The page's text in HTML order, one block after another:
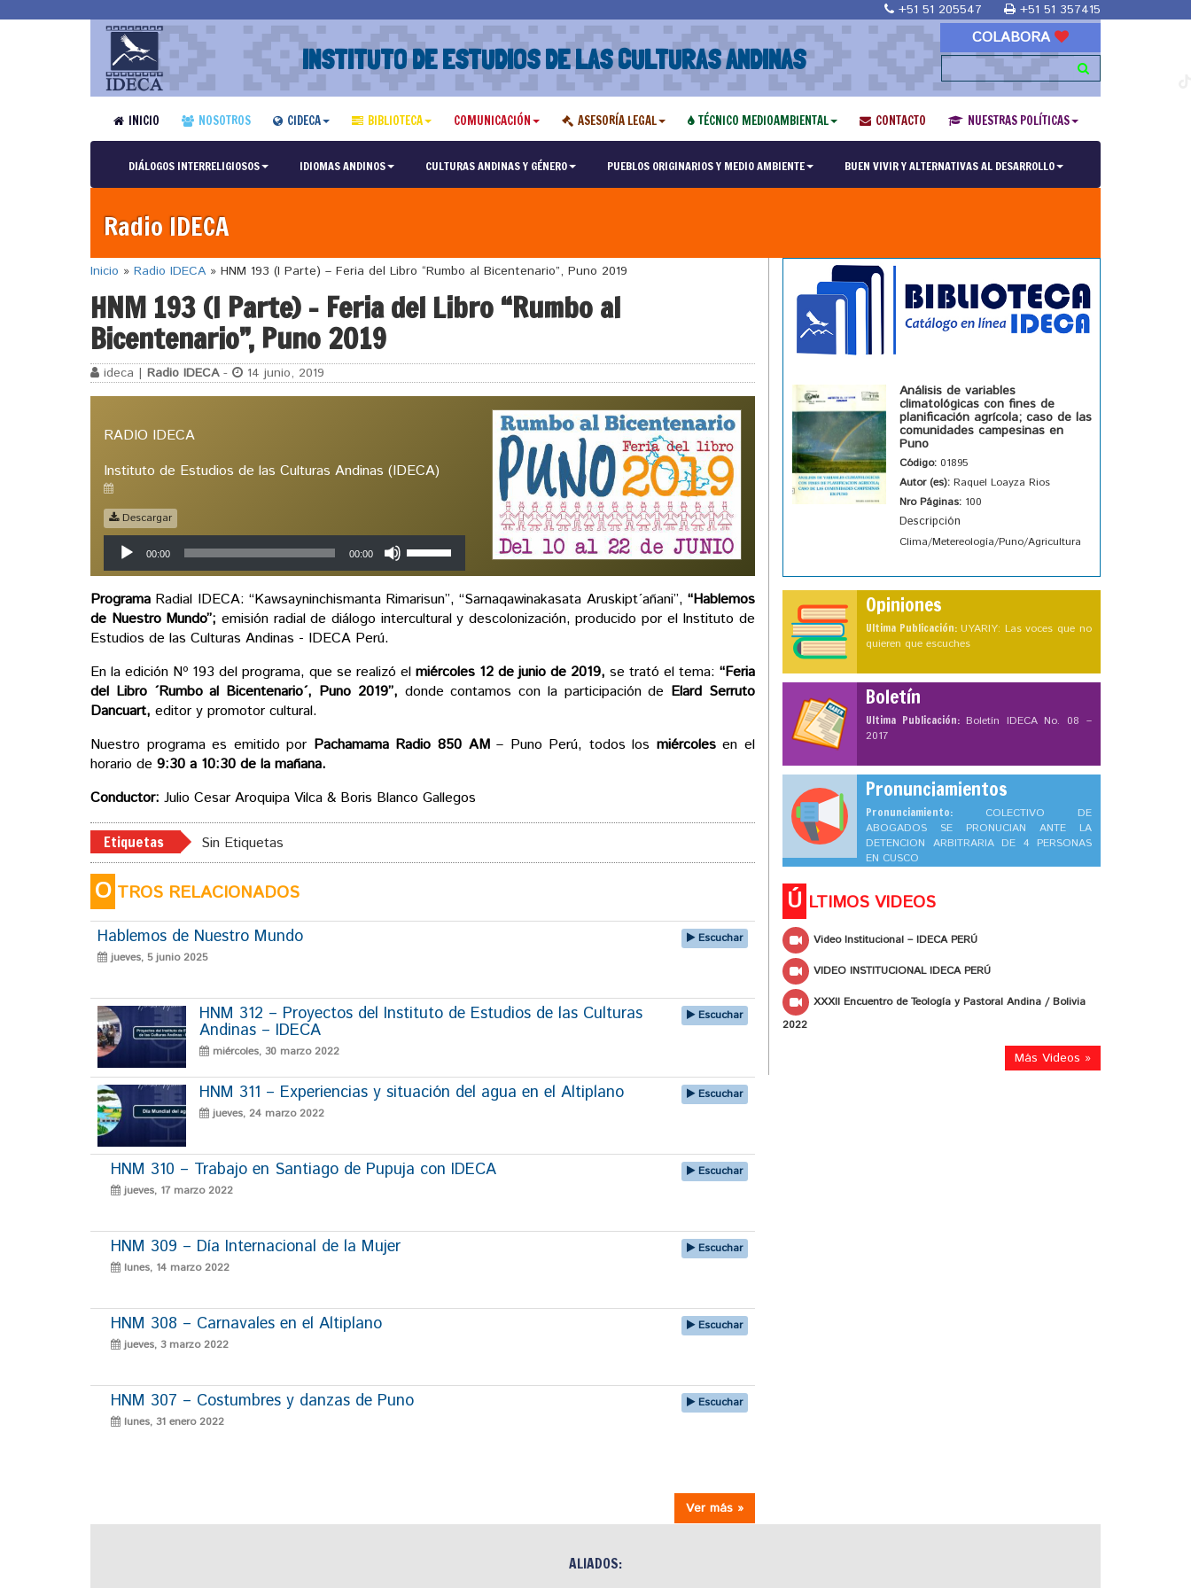
+51 51 205547 +51 51 357415
INSTITUTO DE ESTUDIOS DE LAS CULTURAS ANDINAS
COLABORA
INICIO NOSOTROS CIDECA BIBLIOTECA COMUNICACIÓN ASESORÍA LEGAL TÉCNICO MEDIOAMBIENTAL CONTACTO NUESTRAS POLÍTICAS
DIÁLOGOS INTERRELIGIOSOS IDIOMAS ANDINOS CULTURAS ANDINAS Y GÉNERO PUEBLOS ORIGINARIOS Y MEDIO AMBIENTE BUEN VIVIR Y ALTERNATIVAS AL DESARROLLO
Radio IDECA
Inicio » Radio IDECA » HNM 193 (I Parte) – Feria del Libro “Rumbo al Bicentenario”, Puno 2019
HNM 193 (I Parte) – Feria del Libro “Rumbo al
Bicentenario”, Puno 2019
ideca | Radio IDECA- 14 junio, 2019
RADIO IDECA
Instituto de Estudios de las Culturas Andinas (IDECA)
Descargar
Reproductor
de
audio
00:00 00:00
de
flecha
aumentar
o
el
Programa Radial IDECA: “Kawsayninchismanta Rimarisun”, “Sarnaqawinakasata Aruskipt´añani”, “Hablemos
de Nuestro Mundo”; emisión radial de diálogo intercultural y descolonización, producido por el Instituto de
Estudios de las Culturas Andinas - IDECA Perú.
En la edición Nº 193 del programa, que se realizó el miércoles 12 de junio de 2019, se trató el tema: “Feria
del Libro ´Rumbo al Bicentenario´, Puno 2019”, donde contamos con la participación de Elard Serruto
Dancuart, editor y promotor cultural.
Nuestro programa es emitido por Pachamama Radio 850 AM– Puno Perú, todos los miércolesen el
horario de 9:30 a 10:30 de la mañana.
Conductor: Julio Cesar Aroquipa Vilca & Boris Blanco Gallegos
Etiquetas Sin Etiquetas
O TROS RELACIONADOS
Hablemos de Nuestro Mundo
jueves, 5 junio 2025
Escuchar
HNM 312 – Proyectos del Instituto de Estudios de las Culturas
Andinas – IDECA
miércoles, 30 marzo 2022
Escuchar
HNM 311 – Experiencias y situación del agua en el Altiplano
jueves, 24 marzo 2022
Escuchar
HNM 310 – Trabajo en Santiago de Pupuja con IDECA
jueves, 17 marzo 2022
Escuchar
HNM 309 – Día Internacional de la Mujer
lunes, 14 marzo 2022
Escuchar
HNM 308 – Carnavales en el Altiplano
jueves, 3 marzo 2022
Escuchar
HNM 307 – Costumbres y danzas de Puno
lunes, 31 enero 2022
Escuchar
Ver más »
Análisis de variables
climatológicas con fines de
planificación agrícola; caso de las
comunidades campesinas en
Puno
Código: 01895
Autor (es): Raquel Loayza Rios
Nro Páginas: 100
Descripción
Clima/Metereología/Puno/Agricultura
Opiniones
Ultima Publicación: UYARIY: Las voces que no
quieren que escuches
Boletín
Ultima Publicación: Boletín IDECA No. 08 –
2017
Pronunciamientos
Pronunciamiento: COLECTIVO DE
ABOGADOS SE PRONUCIAN ANTE LA
DETENCION ARBITRARIA DE 4 PERSONAS
EN CUSCO
Ú LTIMOS VIDEOS
Video Institucional – IDECA PERÚ
VIDEO INSTITUCIONAL IDECA PERÚ
XXXII Encuentro de Teología y Pastoral Andina / Bolivia
2022
Más Videos »
ALIADOS: